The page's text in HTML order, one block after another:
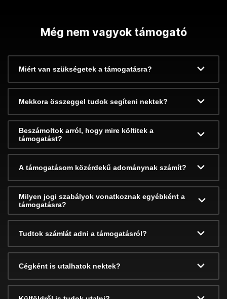
Még nem vagyok támogató
Miért van szükségetek a támogatásra?
Mekkora összeggel tudok segíteni nektek?
Beszámoltok arról, hogy mire költitek a
támogatást?
A támogatásom közérdekű adománynak számít?
Milyen jogi szabályok vonatkoznak egyébként a
támogatásra?
Tudtok számlát adni a támogatásról?
Cégként is utalhatok nektek?